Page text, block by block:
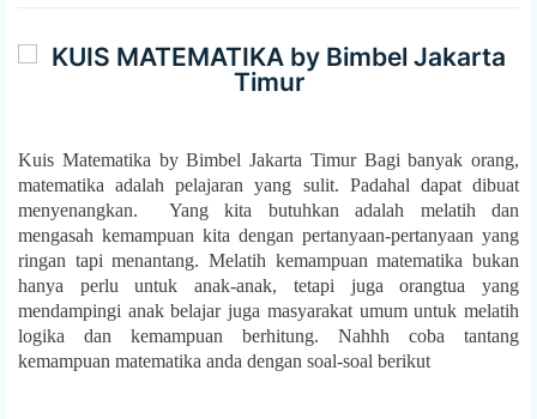
Kuis Matematika by Bimbel Jakarta Timur Bagi banyak orang,
matematika adalah pelajaran yang sulit. Padahal dapat dibuat
menyenangkan. Yang kita butuhkan adalah melatih dan
mengasah kemampuan kita dengan pertanyaan-pertanyaan yang
ringan tapi menantang. Melatih kemampuan matematika bukan
hanya perlu untuk anak-anak, tetapi juga orangtua yang
mendampingi anak belajar juga masyarakat umum untuk melatih
logika dan kemampuan berhitung. Nahhh coba tantang
kemampuan matematika anda dengan soal-soal berikut